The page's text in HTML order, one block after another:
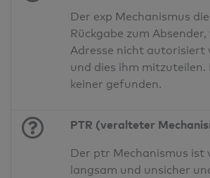
Der exp Mechanismus
Rückgabe zum
Adresse nicht autorisiert
und dies ihm mitzuteilen.
keiner gefunden.
PTR (veralteter
Der ptr Mechanismus ist
langsam und unsicher